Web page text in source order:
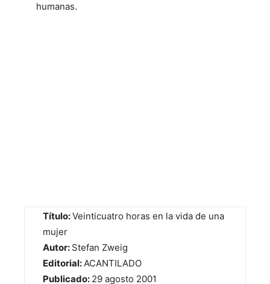
humanas.
Título:Veinticuatro horas en la vida de una
mujer
Autor: Stefan Zweig
Editorial:ACANTILADO
Publicado: 29 agosto 2001